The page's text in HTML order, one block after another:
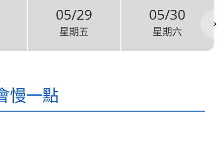
05/29
星期五
05/30
星期六
慢一點